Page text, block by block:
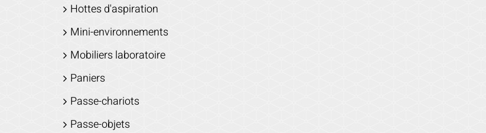
Hottes d'aspiration
Mini-environnements
Mobiliers laboratoire
Paniers
Passe-chariots
Passe-objets